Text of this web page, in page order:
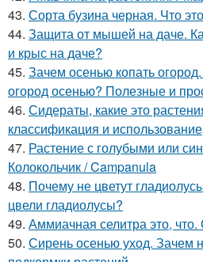
43. Сорта бузина черная. Что
44. Защита от мышей на даче.
и крыс на даче?
45. Зачем осенью копать
огород осенью? Полезные и
46. Сидераты, какие это
классификация и использование
47. Растение с голубыми или
Колокольчик / Campanula
48. Почему не цветут
цвели гладиолусы?
49. Аммиачная селитра это,
50. Сирень осенью уход. Зачем